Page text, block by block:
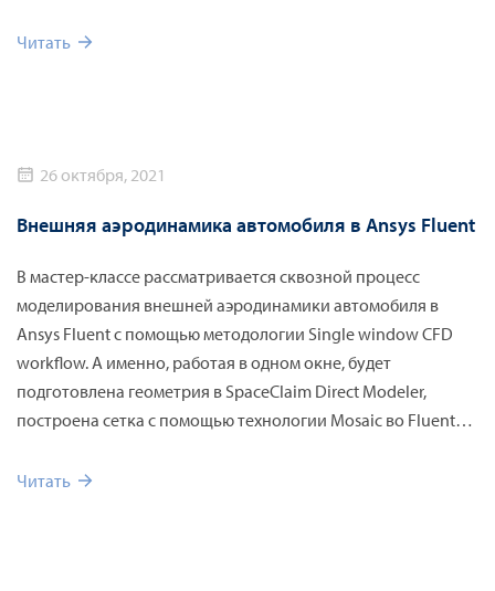
взаимодействие компрессорного оборудования и
комплексном решении данных задач предоставляет
использовании проектировщик получает возможность
расчётным путем обосновать выбор оборудования,
конфигурацию и параметры распределительной сети с
учетом многообразия факторов, влияющих на подачу
сжатого воздуха потребителям в реальных условиях
эксплуатации.
Читать
26 октября, 2021
Внешняя аэродинамика автомобиля в Ansys Fluent
В мастер-классе рассматривается сквозной процесс
моделирования внешней аэродинамики автомобиля в
Ansys Fluent с помощью методологии Single window CFD
workflow. А именно, работая в одном окне, будет
подготовлена геометрия в SpaceClaim Direct Modeler,
построена сетка с помощью технологии Mosaic во Fluent
расчетной модели и постобработка результатов. После
Читать